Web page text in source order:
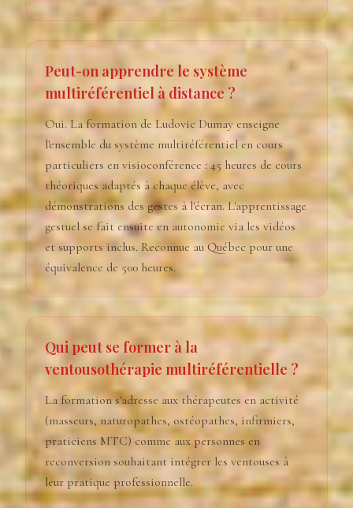
Peut-on apprendre le système
multiréférentiel à distance ?
Oui. La formation de Ludovic Dumay enseigne
l'ensemble du système multiréférentiel en cours
particuliers en visioconférence : 45 heures de cours
théoriques adaptés à chaque élève, avec
démonstrations des gestes à l'écran. L'apprentissage
gestuel se fait ensuite en autonomie via les vidéos
et supports inclus. Reconnue au Québec pour une
équivalence de 500 heures.
Qui peut se former à la
ventousothérapie multiréférentielle ?
La formation s'adresse aux thérapeutes en activité
(masseurs, naturopathes, ostéopathes, infirmiers,
praticiens MTC) comme aux personnes en
reconversion souhaitant intégrer les ventouses à
leur pratique professionnelle.